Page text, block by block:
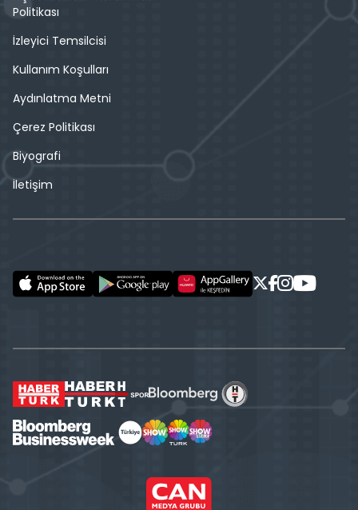
Politikası
İzleyici Temsilcisi
Kullanım Koşulları
Aydınlatma Metni
Çerez Politikası
Biyografi
İletişim